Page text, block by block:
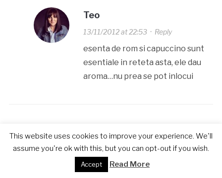
Teo
13/11/2012 at 22:53· Reply
esenta de rom si capuccino sunt
esentiale in reteta asta, ele dau
aroma…nu prea se pot inlocui
mihaela
20/12/2012 at 0:58·Reply
Buna Teo , de ceva timp ma inspir de pe
This website uses cookies to improve your experience. We'll
assume you're ok with this, but you can opt-out if you wish.
Accept Read More